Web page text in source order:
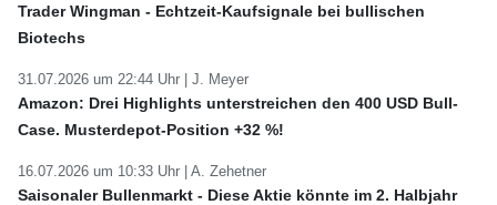
Trader Wingman - Echtzeit-Kaufsignale bei bullischen
Biotechs
31.07.2026 um 22:44 Uhr | J. Meyer
Amazon: Drei Highlights unterstreichen den 400 USD Bull-
Case. Musterdepot-Position +32 %!
16.07.2026 um 10:33 Uhr | A. Zehetner
Saisonaler Bullenmarkt - Diese Aktie könnte im 2. Halbjahr